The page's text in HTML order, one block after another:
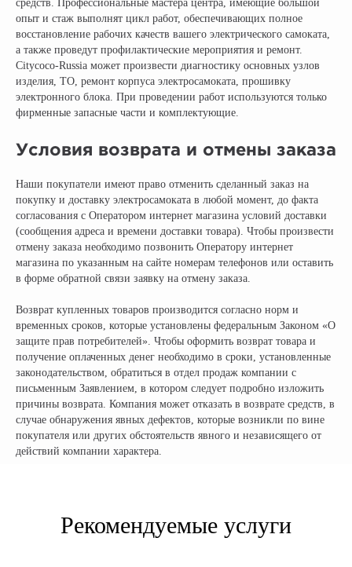
средств. Профессиональные мастера центра, имеющие большой
опыт и стаж выполнят цикл работ, обеспечивающих полное
восстановление рабочих качеств вашего электрического самоката,
а также проведут профилактические мероприятия и ремонт.
Citycoco-Russia может произвести диагностику основных узлов
изделия, ТО, ремонт корпуса электросамоката, прошивку
электронного блока. При проведении работ используются только
фирменные запасные части и комплектующие.
Условия возврата и отмены заказа
Наши покупатели имеют право отменить сделанный заказ на
покупку и доставку электросамоката в любой момент, до факта
согласования с Оператором интернет магазина условий доставки
(сообщения адреса и времени доставки товара). Чтобы произвести
отмену заказа необходимо позвонить Оператору интернет
магазина по указанным на сайте номерам телефонов или оставить
в форме обратной связи заявку на отмену заказа.
Возврат купленных товаров производится согласно норм и
временных сроков, которые установлены федеральным Законом «О
защите прав потребителей». Чтобы оформить возврат товара и
получение оплаченных денег необходимо в сроки, установленные
законодательством, обратиться в отдел продаж компании с
письменным Заявлением, в котором следует подробно изложить
причины возврата. Компания может отказать в возврате средств, в
случае обнаружения явных дефектов, которые возникли по вине
покупателя или других обстоятельств явного и независящего от
действий компании характера.
Рекомендуемые услуги
+ 7 (495) 320-95-25
по всей России
info@citycoco-russia.com
Записаться на тест-драйв
Московская область, г. Мытищи, ул. Ярмарочная с4Б.
Павильон Т 10-15
г. Москва, съезд 91-й км МКАД
Ростовское Шоссе 11/4
г. Краснодар
ИНН: 502986579524
ОГРН: 319505300005981
ИП Талипов М.Б.